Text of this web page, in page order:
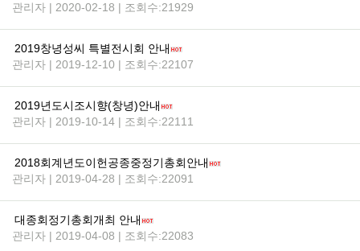
관리자 | 2020-02-18 | 조회수:21929
2019창녕성씨 특별전시회 안내
관리자 | 2019-12-10 | 조회수:22107
2019년도시조시향(창녕)안내
관리자 | 2019-10-14 | 조회수:22111
2018회계년도이헌공종중정기총회안내
관리자 | 2019-04-28 | 조회수:22091
대종회정기총회개최 안내
관리자 | 2019-04-08 | 조회수:22083